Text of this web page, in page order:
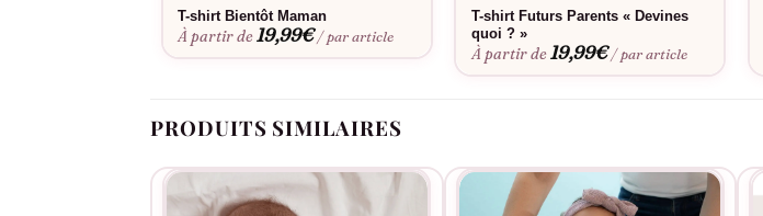
T-shirt Bientôt Maman
À partir de19,99€ / par article
T-shirt Futurs Parents « Devines
quoi ? »
À partir de19,99€ / par article
PRODUITS SIMILAIRES